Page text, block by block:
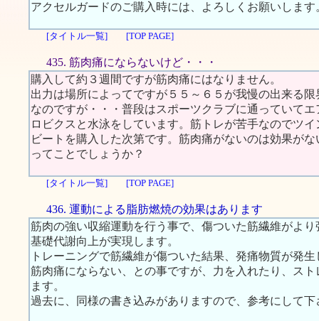
アクセルガードのご購入時には、よろしくお願いします
[タイトル一覧] [TOP PAGE]
435. 筋肉痛にならないけど・・・
購入して約３週間ですが筋肉痛にはなりません。
出力は場所によってですが５５～６５が我慢の出来る限
なのですが・・・普段はスポーツクラブに通っていてエ
ロビクスと水泳をしています。筋トレが苦手なのでツイ
ビートを購入した次第です。筋肉痛がないのは効果がな
ってことでしょうか？
[タイトル一覧] [TOP PAGE]
436. 運動による脂肪燃焼の効果はあります
筋肉の強い収縮運動を行う事で、傷ついた筋繊維がよ
基礎代謝向上が実現します。
トレーニングで筋繊維が傷ついた結果、発痛物質が発
筋肉痛にならない、との事ですが、力を入れたり、ス
ます。
過去に、同様の書き込みがありますので、参考にして下